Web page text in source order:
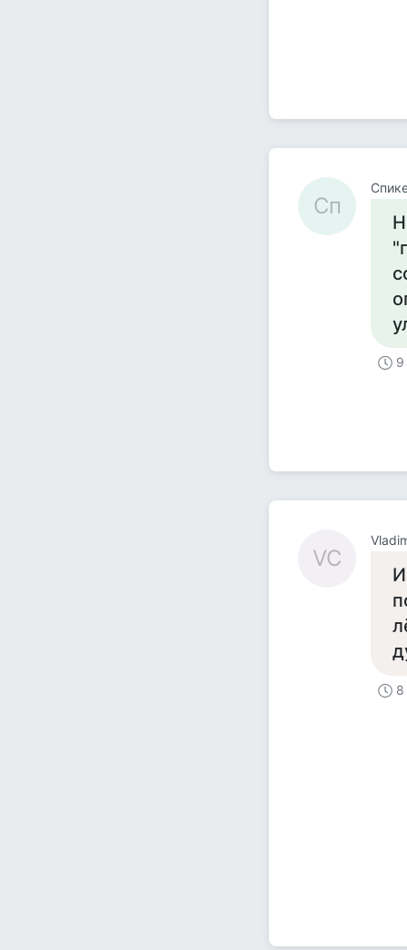
Сп
9
VC
8